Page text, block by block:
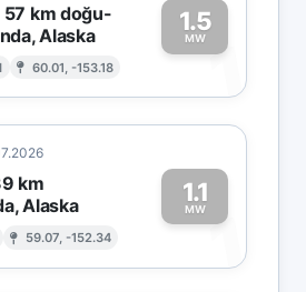
57 km doğu-
Alaska
I 60.01, -153.18
1.5
MW1
km
Alaska
59.07, -152.34
1.1
MW1